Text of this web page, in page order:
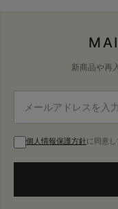
新商品や再
個人情報保護方針に同意